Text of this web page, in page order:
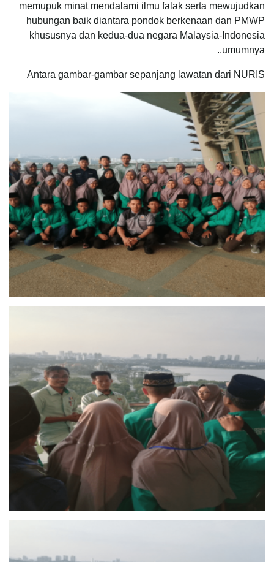
memupuk minat mendalami ilmu falak serta mewujudkan
hubungan baik diantara pondok berkenaan dan PMWP
khususnya dan kedua-dua negara Malaysia-Indonesia
umumnya..
Antara gambar-gambar sepanjang lawatan dari NURIS